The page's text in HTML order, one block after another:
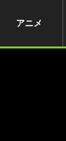
アニメ